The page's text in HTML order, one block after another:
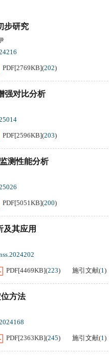
步研究
PDF[2769KB](202)
强对比分析
PDF[2596KB](203)
测性能分析
PDF[5051KB](200)
及其应用
PDF[4469KB](223) 施引文献(1)
方法
PDF[2363KB](245) 施引文献(1)